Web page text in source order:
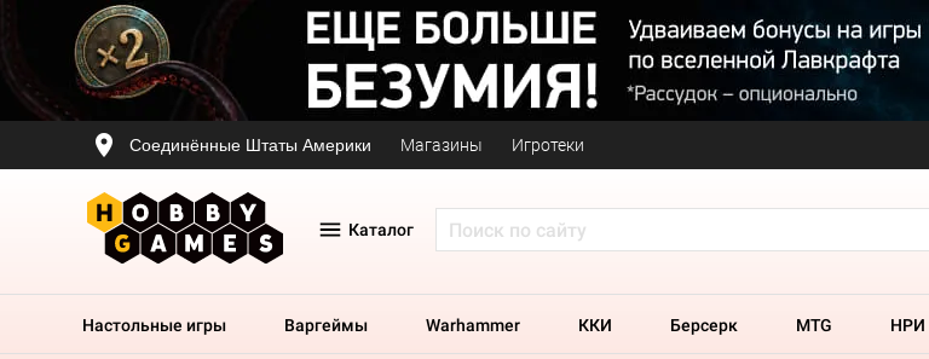
Соединённые Штаты Америки Магазины Игротеки
Каталог
Настольные игры Варгеймы Warhammer ККИ Берсерк MTG НРИ